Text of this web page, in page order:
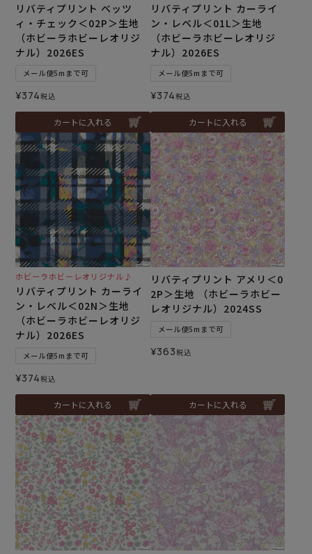
リバティプリント ベッツ
ィ・チェック＜02P＞生地
（ホビーラホビーレオリジ
ナル）2026ES
メール便5mまで可
¥374税込
カートに入れる
リバティプリント カーライ
ン・レベル＜01L＞生地
（ホビーラホビーレオリジ
ナル）2026ES
メール便5mまで可
¥374税込
カートに入れる
ホビーラホビーレオリジナル♪
リバティプリント カーライ
ン・レベル＜02N＞生地
（ホビーラホビーレオリジ
ナル）2026ES
メール便5mまで可
¥374税込
カートに入れる
リバティプリント アメリ＜0
2P＞生地 （ホビーラホビー
レオリジナル）2024SS
メール便5mまで可
¥363税込
カートに入れる